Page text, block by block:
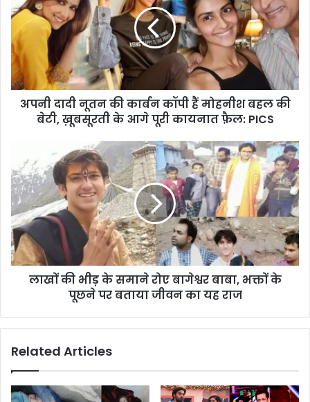
अपनी दादी नूतन की कार्बन कॉपी हैं मोहनीश बहल की
बेटी, ख़ूबसूरती के आगे पूरी कायनात फ़ैल: PICS
लाखों की भीड़ के समाने रोए बागेश्वर बाबा, भक्तों के
पूछने पर बताया जीवन का यह राज
Related Articles